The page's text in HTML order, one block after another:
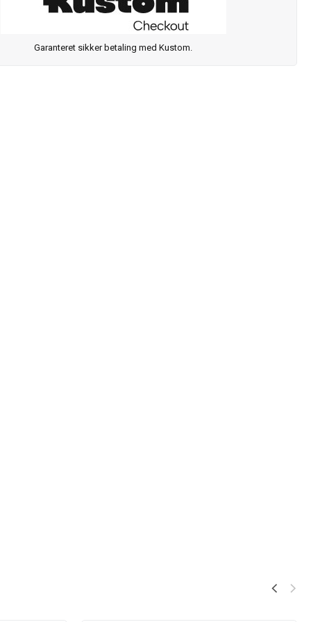
Garanteret sikker betaling med Kustom.